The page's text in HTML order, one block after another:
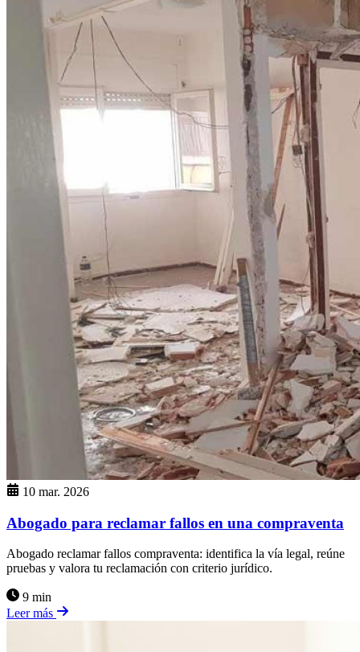
10 mar. 2026
Abogado para reclamar fallos en una compraventa
Abogado reclamar fallos compraventa: identifica la vía legal, reúne
pruebas y valora tu reclamación con criterio jurídico.
9 min
Leer más